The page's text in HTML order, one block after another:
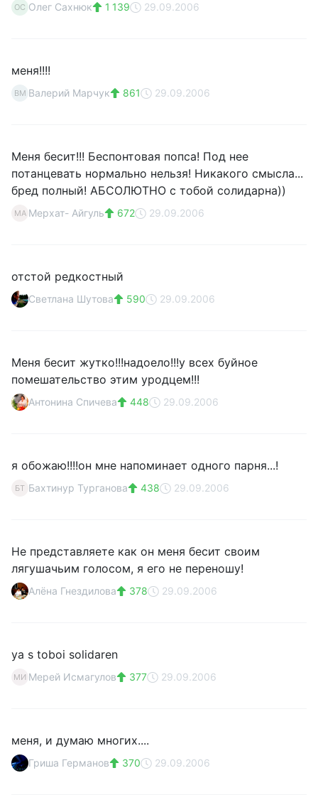
ОС Олег Сахнюк 1 139 29.09.2006
меня!!!!
ВМ Валерий Марчук 861 29.09.2006
Меня бесит!!! Беспонтовая попса! Под нее
потанцевать нормально нельзя! Никакого смысла...
бред полный! АБСОЛЮТНО с тобой солидарна))
МА Мерхат- Айгуль 672 29.09.2006
отстой редкостный
Светлана Шутова 590 29.09.2006
Меня бесит жутко!!!надоело!!!у всех буйное
помешательство этим уродцем!!!
Антонина Спичева 448 29.09.2006
я обожаю!!!!он мне напоминает одного парня...!
БТ Бахтинур Турганова 438 29.09.2006
Не представляете как он меня бесит своим
лягушачьим голосом, я его не переношу!
Алёна Гнездилова 378 29.09.2006
ya s toboi solidaren
МИ Мерей Исмагулов 377 29.09.2006
меня, и думаю многих....
Гриша Германов 370 29.09.2006